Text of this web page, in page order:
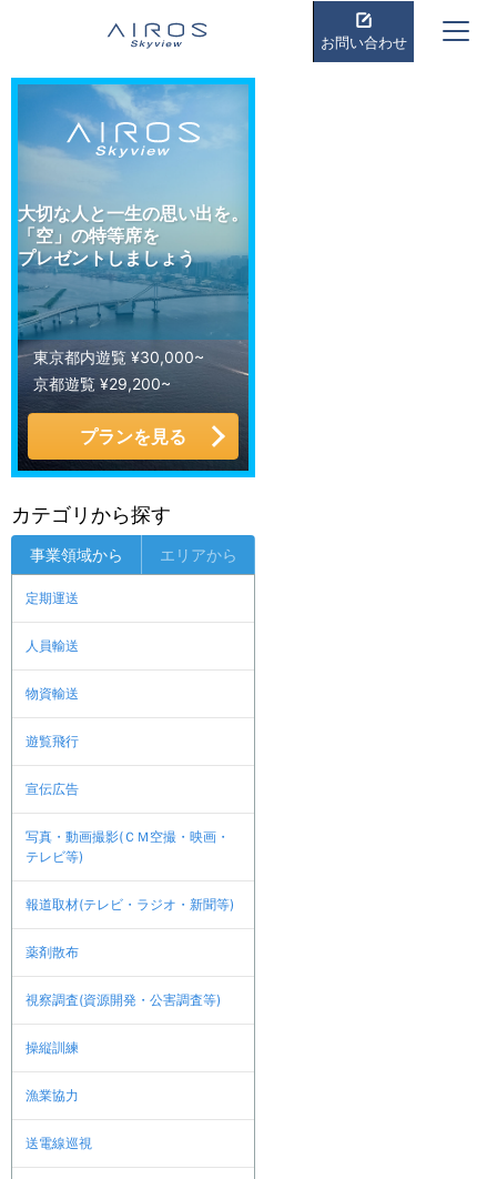
お問い合わせ
大切な人と一生の思い出を。
「空」の特等席を
プレゼントしましょう
東京都内遊覧 ¥30,000~
京都遊覧 ¥29,200~
プランを見る
カテゴリから探す
事業領域から エリアから
定期運送
人員輸送
物資輸送
遊覧飛行
宣伝広告
写真・動画撮影(ＣＭ空撮・映画・
テレビ等)
報道取材(テレビ・ラジオ・新聞等)
薬剤散布
視察調査(資源開発・公害調査等)
操縦訓練
漁業協力
送電線巡視